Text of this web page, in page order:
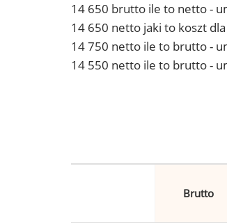
14 650 brutto ile to netto -
14 650 netto jaki to koszt
14 750 netto ile to brutto -
14 550 netto ile to brutto -
Brutto